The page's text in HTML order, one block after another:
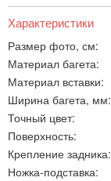
Характеристики
Размер фото, см:
Материал багета:
Материал вставки:
Ширина багета, мм:
Точный цвет:
Поверхность:
Крепление задника:
Ножка-подставка: